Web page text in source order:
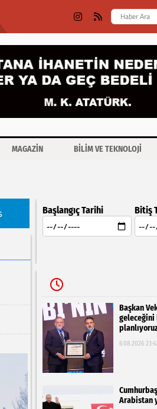
MAGAZİN BİLİM VE TEKNOLOJİ
Başlangıç Tarihi Bitiş
Başkan
geleceğini
6.08.2026
Arabistan